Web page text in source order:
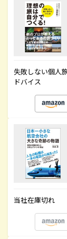
失敗しない個人
ドバイス
当社在庫切れ